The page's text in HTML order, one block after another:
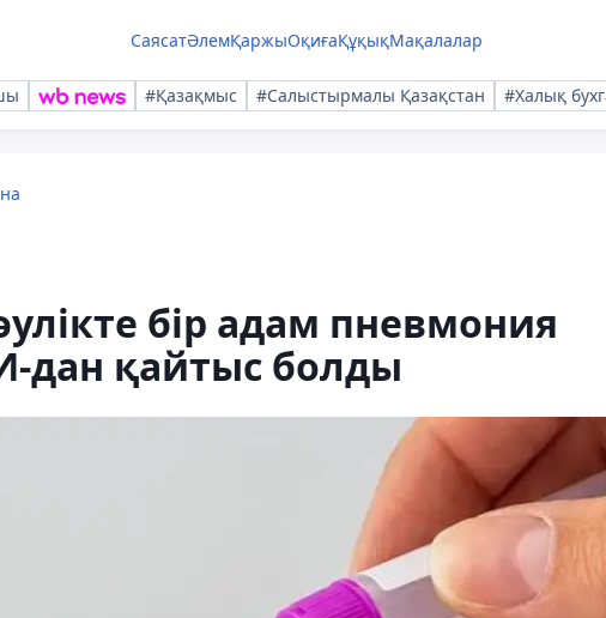
СаясатӘлемҚаржыОқиғаҚұқықМақалалар
#Қазақмыс #Салыстырмалы Қазақстан #Халық
бір адам пневмония
дан қайтыс болды